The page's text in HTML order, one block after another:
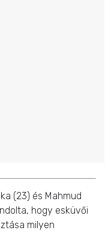
(23) és Mahmud
hogy esküvői
milyen